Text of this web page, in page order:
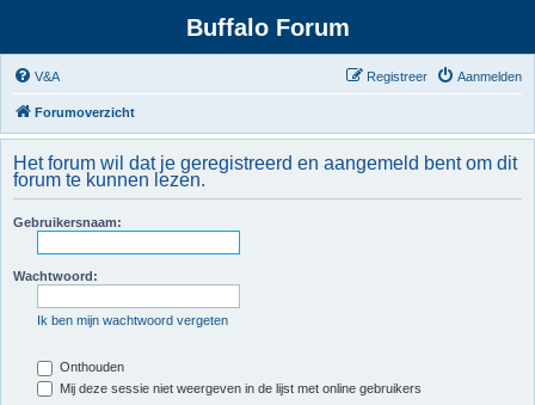
Buffalo Forum
V&A Aanmelden
Registreer
Forumoverzicht
Het forum wil dat je geregistreerd en aangemeld bent om dit
forum te kunnen lezen.
Gebruikersnaam:
Wachtwoord:
Ik ben mijn wachtwoord vergeten
Onthouden
Mij deze sessie niet weergeven in de lijst met online gebruikers